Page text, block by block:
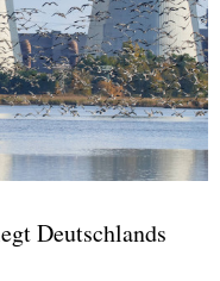
Deutschlands